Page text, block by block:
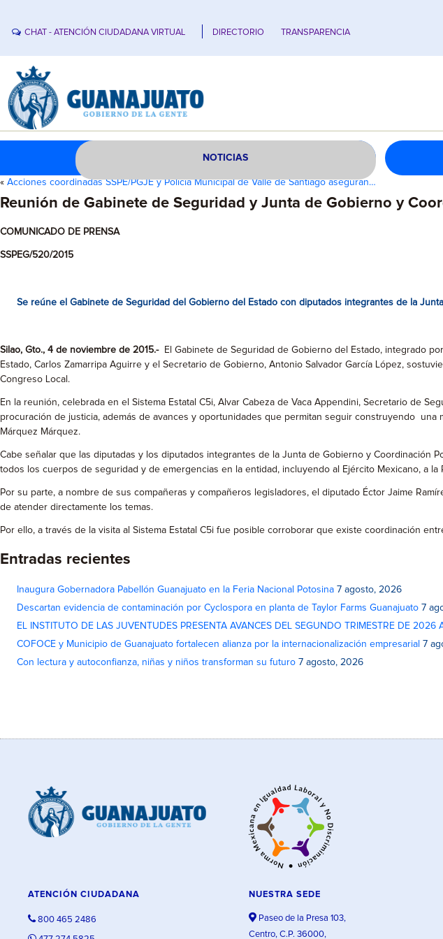
CHAT - ATENCIÓN CIUDADANA VIRTUAL DIRECTORIO TRANSPARENCIA
NOTICIAS
« Acciones coordinadas SSPE/PGJE y Policía Municipal de Valle de Santiago aseguran…
Reunión de Gabinete de Seguridad y Junta de Gobierno y
COMUNICADO DE PRENSA
SSPEG/520/2015
Se reúne el Gabinete de Seguridad del Gobierno del Estado con diputados integrantes de la
Silao, Gto., 4 de noviembre de 2015.-
El Gabinete de Seguridad de Gobierno del Estado, integrado
Estado, Carlos Zamarripa Aguirre y el Secretario de Gobierno, Antonio Salvador García López,
Congreso Local.
En la reunión, celebrada en el Sistema Estatal C5i, Alvar Cabeza de Vaca Appendini, Secretario de
procuración de justicia, además de avances y oportunidades que permitan seguir construyendo
Márquez Márquez.
Cabe señalar que las diputadas y los diputados integrantes de la Junta de Gobierno y Coordinación
todos los cuerpos de seguridad y de emergencias en la entidad, incluyendo al Ejército Mexicano, a
Por su parte, a nombre de sus compañeras y compañeros legisladores, el diputado Éctor Jaime
de atender directamente los temas.
Por ello, a través de la visita al Sistema Estatal C5i fue posible corroborar que existe coordinación
Entradas recientes
Inaugura Gobernadora Pabellón Guanajuato en la Feria Nacional Potosina 7 agosto, 2026
Descartan evidencia de contaminación por Cyclospora en planta de Taylor Farms Guanajuato 7
EL INSTITUTO DE LAS JUVENTUDES PRESENTA AVANCES DEL SEGUNDO TRIMESTRE DE 2026
COFOCE y Municipio de Guanajuato fortalecen alianza por la internacionalización empresarial 7
Con lectura y autoconfianza, niñas y niños transforman su futuro 7 agosto, 2026
ATENCIÓN CIUDADANA
800 465 2486
NUESTRA SEDE
Paseo de la Presa 103,
Centro, C.P. 36000,